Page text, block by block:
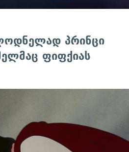
პრინცი
ფიფქიას